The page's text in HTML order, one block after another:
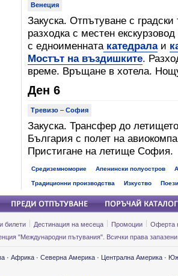
Венеция
Закуска. Отпътуване с
разходка с местен
с едноименнатакатедралаи
Мостът на въздишките.
време. Връщане в хотела.
Ден 6
Тревизо – София
Закуска. Трансфер до
България с полет на
Пристигане на летище София.
Средиземноморие Апенински полуостров
Традиционни производства Изкуство
билети Дестинация на месеца Промоции
Оферта
"Международни пътувания". Всички права
· Африка · Северна Америка · Централна Америка ·